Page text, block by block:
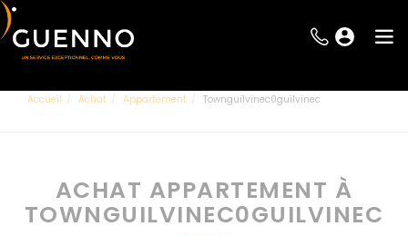
Accueil Achat Appartement Townguilvinec0guilvinec
ACHAT APPARTEMENT À
TOWNGUILVINEC0GUILVINEC